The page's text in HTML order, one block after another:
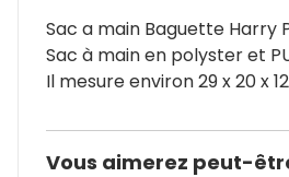
Sac a main Baguette Harry
Sac à main en polyster et
Il mesure environ 29 x 20 x
Vous aimerez peut-